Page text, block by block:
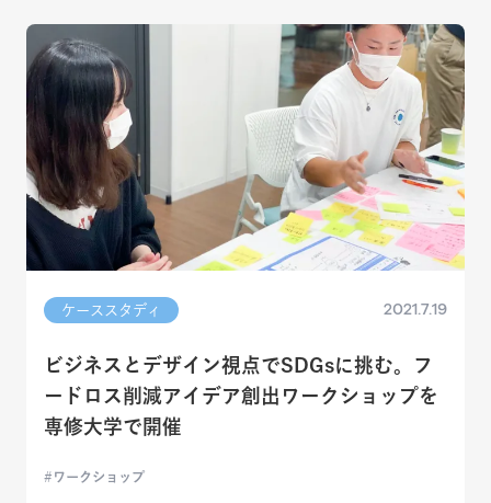
ケーススタディ 2021.7.19
ビジネスとデザイン視点でSDGsに挑む。フ
ードロス削減アイデア創出ワークショップを
専修大学で開催
ワークショップ